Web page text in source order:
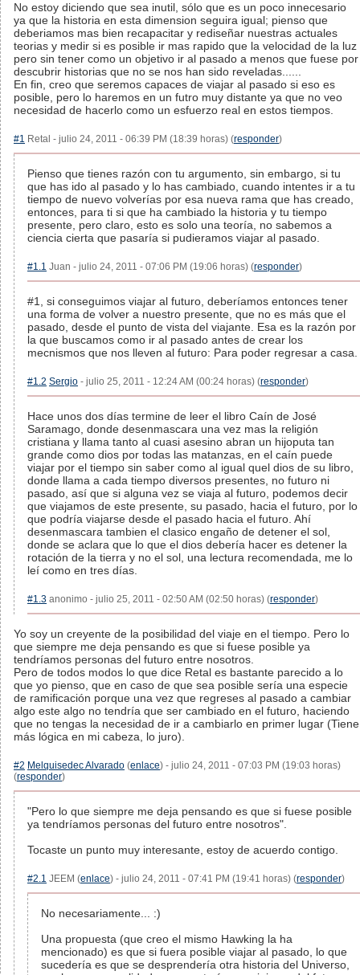
No estoy diciendo que sea inutil, sólo que es un poco innecesario
ya que la historia en esta dimension seguira igual; pienso que
deberiamos mas bien recapacitar y rediseñar nuestras actuales
teorias y medir si es posible ir mas rapido que la velocidad de la luz
pero sin tener como un objetivo ir al pasado a menos que fuese por
descubrir historias que no se nos han sido reveladas......
En fin, creo que seremos capaces de viajar al pasado si eso es
posible, pero lo haremos en un futro muy distante ya que no veo
necesidad de hacerlo como un esfuerzo real en estos tiempos.
#1 Retal - julio 24, 2011 - 06:39 PM (18:39 horas) (responder)
Pienso que tienes razón con tu argumento, sin embargo, si tu
que has ido al pasado y lo has cambiado, cuando intentes ir a tu
tiempo de nuevo volverías por esa nueva rama que has creado,
entonces, para ti si que ha cambiado la historia y tu tiempo
presente, pero claro, esto es solo una teoría, no sabemos a
ciencia cierta que pasaría si pudieramos viajar al pasado.
#1.1 Juan - julio 24, 2011 - 07:06 PM (19:06 horas) (responder)
#1, si conseguimos viajar al futuro, deberíamos entonces tener
una forma de volver a nuestro presente, que no es más que el
pasado, desde el punto de vista del viajante. Esa es la razón por
la que buscamos como ir al pasado antes de crear los
mecnismos que nos lleven al futuro: Para poder regresar a casa.
#1.2 Sergio - julio 25, 2011 - 12:24 AM (00:24 horas) (responder)
Hace unos dos días termine de leer el libro Caín de José
Saramago, donde desenmascara una vez mas la religión
cristiana y llama tanto al cuasi asesino abran un hijoputa tan
grande como dios por todas las matanzas, en el caín puede
viajar por el tiempo sin saber como al igual quel dios de su libro,
donde llama a cada tiempo diversos presentes, no futuro ni
pasado, así que si alguna vez se viaja al futuro, podemos decir
que viajamos de este presente, su pasado, hacia el futuro, por lo
que podría viajarse desde el pasado hacia el futuro. Ahí
desenmascara tambien el clasico engaño de detener el sol,
donde se aclara que lo que el dios debería hacer es detener la
rotación de la tierra y no el sol, una lectura recomendada, me lo
leí como en tres días.
#1.3 anonimo - julio 25, 2011 - 02:50 AM (02:50 horas) (responder)
Yo soy un creyente de la posibilidad del viaje en el tiempo. Pero lo
que siempre me deja pensando es que si fuese posible ya
tendríamos personas del futuro entre nosotros.
Pero de todos modos lo que dice Retal es bastante parecido a lo
que yo pienso, que en caso de que sea posible sería una especie
de ramificación porque una vez que regreses al pasado a cambiar
algo este algo no tendría que ser cambiado en el futuro, haciendo
que no tengas la necesidad de ir a cambiarlo en primer lugar (Tiene
más lógica en mi cabeza, lo juro).
#2 Melquisedec Alvarado (enlace) - julio 24, 2011 - 07:03 PM (19:03 horas)
(responder)
"Pero lo que siempre me deja pensando es que si fuese posible
ya tendríamos personas del futuro entre nosotros".
Tocaste un punto muy interesante, estoy de acuerdo contigo.
#2.1 JEEM (enlace) - julio 24, 2011 - 07:41 PM (19:41 horas) (responder)
No necesariamente... :)
Una propuesta (que creo el mismo Hawking la ha
mencionado) es que si fuera posible viajar al pasado, lo que
sucedería es que se desprendería otra historia del Universo,